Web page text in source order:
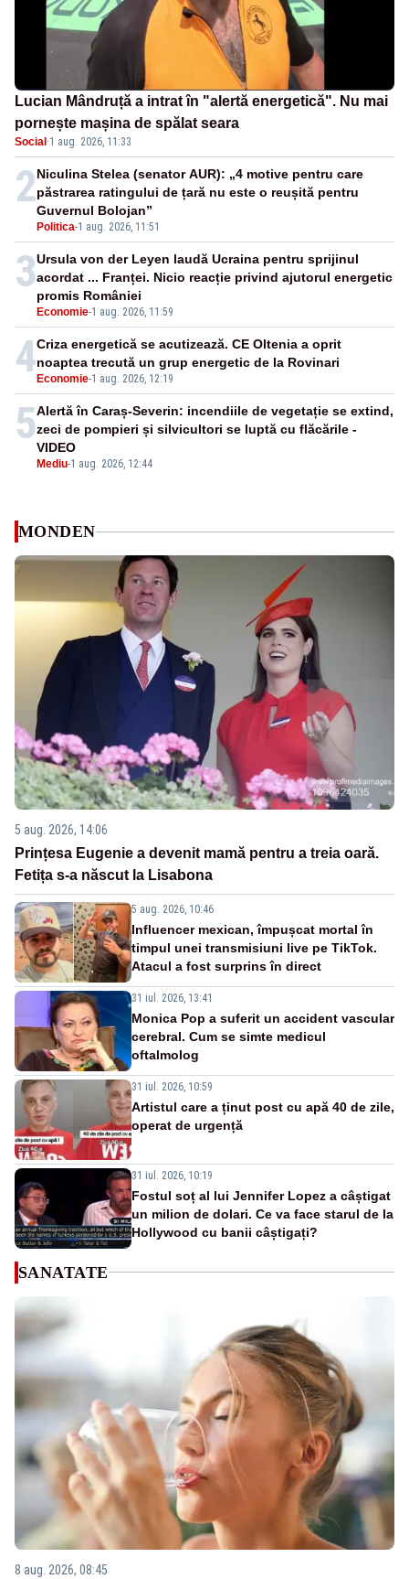
Lucian Mândruță a intrat în "alertă energetică". Nu mai
pornește mașina de spălat seara
Social ·1 aug. 2026, 11:33
2
Politica-1 aug. 2026, 11:51
Niculina Stelea (senator AUR): „4 motive pentru care
păstrarea ratingului de țară nu este o reușită pentru
Guvernul Bolojan”
3
Economie-1 aug. 2026, 11:59
Ursula von der Leyen laudă Ucraina pentru sprijinul
acordat ... Franței. Nicio reacție privind ajutorul energetic
promis României
4 Economie-1 aug. 2026, 12:19
Criza energetică se acutizează. CE Oltenia a oprit
noaptea trecută un grup energetic de la Rovinari
5
Mediu-1 aug. 2026, 12:44
Alertă în Caraș-Severin: incendiile de vegetație se extind,
zeci de pompieri și silvicultori se luptă cu flăcările -
VIDEO
MONDEN
5 aug. 2026, 14:06
Prințesa Eugenie a devenit mamă pentru a treia oară.
Fetița s-a născut la Lisabona
5 aug. 2026, 10:46
Influencer mexican, împușcat mortal în
timpul unei transmisiuni live pe TikTok.
Atacul a fost surprins în direct
31 iul. 2026, 13:41
Monica Pop a suferit un accident vascular
cerebral. Cum se simte medicul
oftalmolog
31 iul. 2026, 10:59
Artistul care a ținut post cu apă 40 de zile,
operat de urgență
31 iul. 2026, 10:19
Fostul soț al lui Jennifer Lopez a câștigat
un milion de dolari. Ce va face starul de la
Hollywood cu banii câștigați?
SANATATE
8 aug. 2026, 08:45